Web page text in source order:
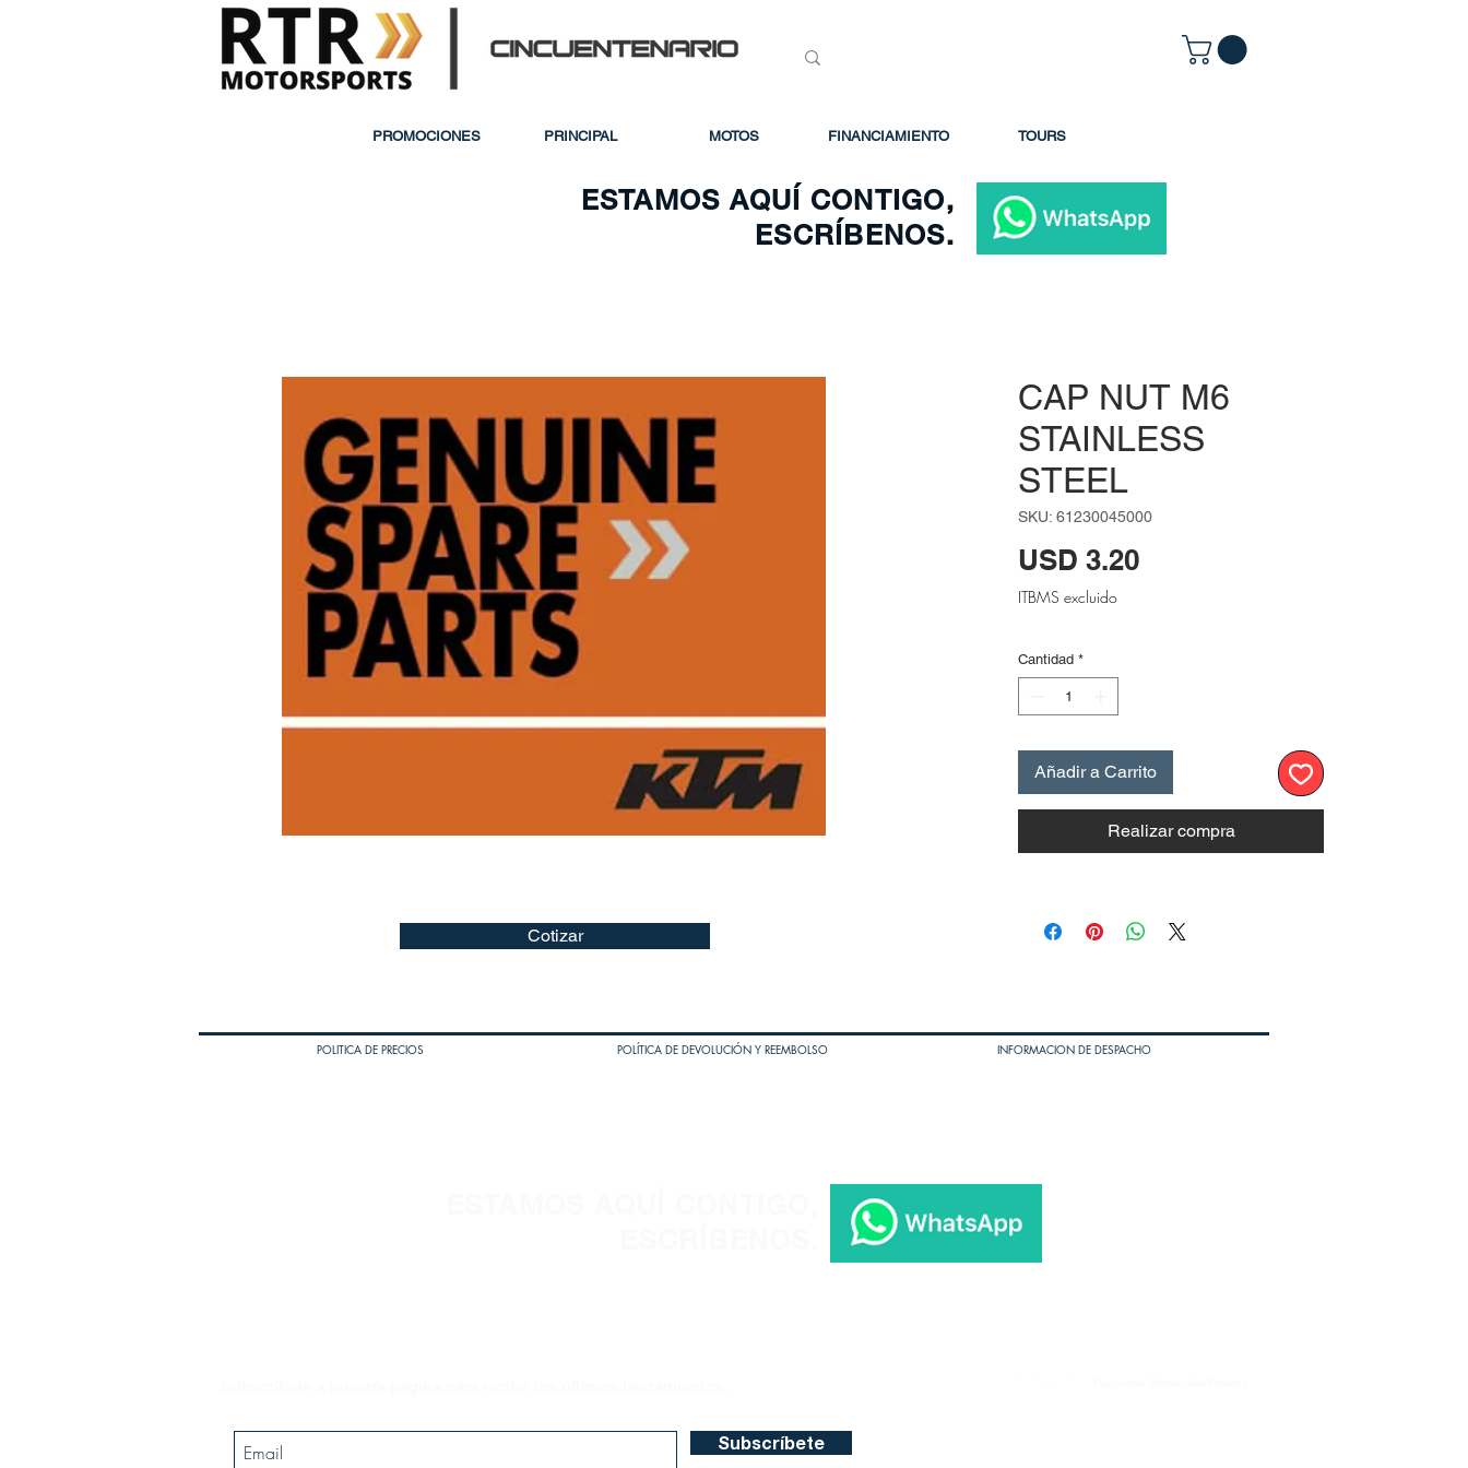
PROMOCIONES PRINCIPAL MOTOS FINANCIAMIENTO TOURS
CAP NUT M6
STAINLESS
STEEL
SKU: 61230045000
USD 3.20Precio
ITBMS excluido
Cantidad *
Añadir a Carrito
Realizar compra
ESTAMOS AQUÍ CONTIGO,
ESCRÍBENOS.
Cotizar
POLITICA DE PRECIOS POLÍTICA DE DEVOLUCIÓN Y REEMBOLSO INFORMACION DE DESPACHO
Subscríbete